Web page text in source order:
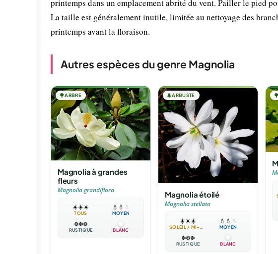
printemps dans un emplacement abrité du vent. Pailler le pied
La taille est généralement inutile, limitée au nettoyage des
printemps avant la floraison.
Autres espèces du genre Magnolia
🌳ARBRE
Magnolia à grandes
fleurs
Magnolia grandiflora
☀️☀️☀️
TOUS
💧 💧 💧
MOYEN
❄️❄️❄️
RUSTIQUE BLANC
🌲ARBUSTE
Magnolia étoilé
Magnolia stellata
☀️☀️☀️
SOLEIL / MI-OMBRE
💧 💧 💧
MOYEN
❄️❄️❄️
RUSTIQUE BLANC